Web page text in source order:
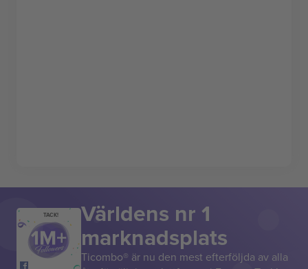
TACK! Världens nr 1
marknadsplats
Ticombo® är nu den mest efterföljda av alla